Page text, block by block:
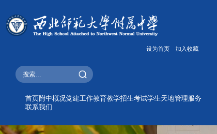
设为首页 加入收藏
首页 附中概况党建工作教育教学招生考试学生天地管理服务
联系我们